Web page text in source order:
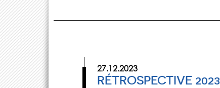
27.12.2023
RÉTROSPECTIVE 2023